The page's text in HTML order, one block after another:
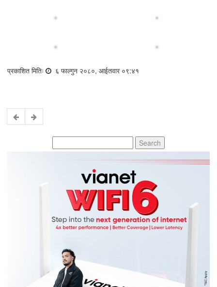
प्रकाशित मितिः ६ फाल्गुन २०८०, आईतवार ०९:४१
for: